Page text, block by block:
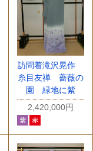
訪問着滝沢晃作
糸目友禅 薔薇の
園 緑地に紫
2,420,000円